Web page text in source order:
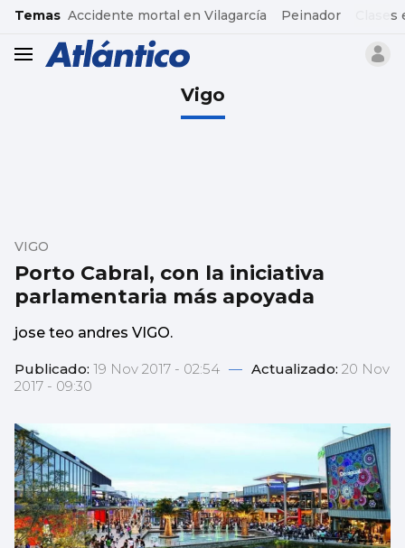
common.go-to-content
Temas Accidente mortal en Vilagarcía Peinador
header.menu.open
Vigo
Porto Cabral, con la iniciativa
parlamentaria más apoyada
VIGO
jose teo andres VIGO.
Publicado: 19 Nov 2017 - 02:54 — Actualizado: 20 Nov
2017 - 09:30